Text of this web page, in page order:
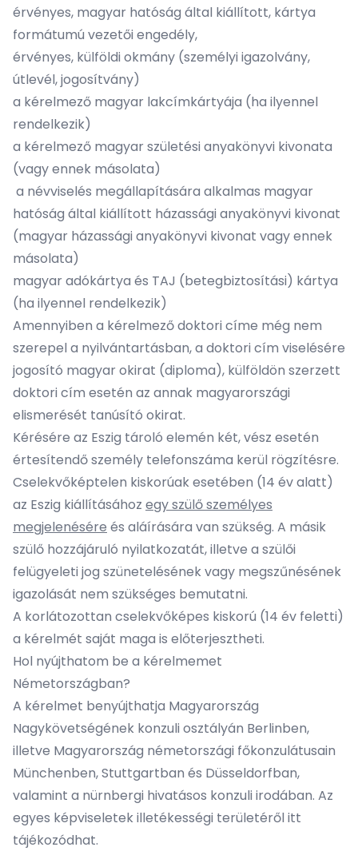
érvényes, magyar hatóság által kiállított, kártya
formátumú vezetői engedély,
érvényes, külföldi okmány (személyi igazolvány,
útlevél, jogosítvány)
a kérelmező magyar lakcímkártyája (ha ilyennel
rendelkezik)
a kérelmező magyar születési anyakönyvi kivonata
(vagy ennek másolata)
a névviselés megállapítására alkalmas magyar
hatóság által kiállított házassági anyakönyvi kivonat
(magyar házassági anyakönyvi kivonat vagy ennek
másolata)
magyar adókártya és TAJ (betegbiztosítási) kártya
(ha ilyennel rendelkezik)
Amennyiben a kérelmező doktori címe még nem
szerepel a nyilvántartásban, a doktori cím viselésére
jogosító magyar okirat (diploma), külföldön szerzett
doktori cím esetén az annak magyarországi
elismerését tanúsító okirat.
Kérésére az Eszig tároló elemén két, vész esetén
értesítendő személy telefonszáma kerül rögzítésre.
Cselekvőképtelen kiskorúak esetében (14 év alatt)
az Eszig kiállításához egy szülő személyes
megjelenésére és aláírására van szükség. A másik
szülő hozzájáruló nyilatkozatát, illetve a szülői
felügyeleti jog szünetelésének vagy megszűnésének
igazolását nem szükséges bemutatni.
A korlátozottan cselekvőképes kiskorú (14 év feletti)
a kérelmét saját maga is előterjesztheti.
Hol nyújthatom be a kérelmemet
Németországban?
A kérelmet benyújthatja Magyarország
Nagykövetségének konzuli osztályán Berlinben,
illetve Magyarország németországi főkonzulátusain
Münchenben, Stuttgartban és Düsseldorfban,
valamint a nürnbergi hivatásos konzuli irodában. Az
egyes képviseletek illetékességi területéről itt
tájékozódhat.